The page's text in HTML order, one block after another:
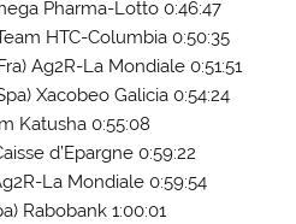
Pharma-Lotto 0:46:47
HTC-Columbia 0:50:35
Ag2R-La Mondiale 0:51:51
Xacobeo Galicia 0:54:24
Katusha 0:55:08
d’Epargne 0:59:22
La Mondiale 0:59:54
Rabobank 1:00:01